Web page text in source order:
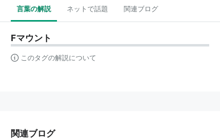
言葉の解説 ネットで話題 関連ブログ
Fマウント
このタグの解説について
関連ブログ